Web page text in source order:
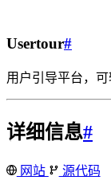
Usertour#
用户引导平台，
详细信息#
网站 源代码